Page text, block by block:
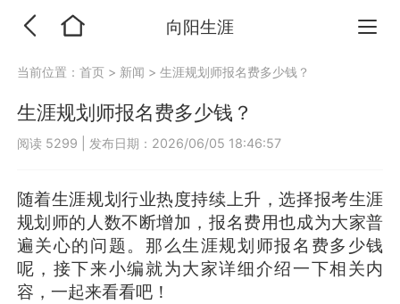
向阳生涯
当前位置：首页 > 新闻 >生涯规划师报名费多少钱？
生涯规划师报名费多少钱？
阅读 5299 发布日期：2026/06/05 18:46:57
随着生涯规划行业热度持续上升，选择报考生涯
规划师的人数不断增加，报名费用也成为大家普
遍关心的问题。那么生涯规划师报名费多少钱
呢，接下来小编就为大家详细介绍一下相关内
容，一起来看看吧！